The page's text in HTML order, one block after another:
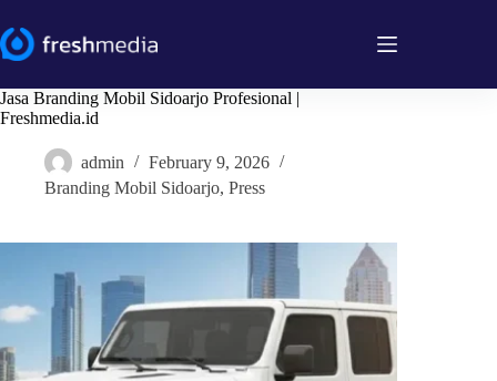
to
content
Jasa Branding Mobil Sidoarjo Profesional |
Freshmedia.id
admin
February 9, 2026
Branding Mobil Sidoarjo, Press